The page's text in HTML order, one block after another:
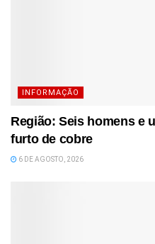
INFORMAÇÃO
Região: Seis homens e
furto de cobre
6 DE AGOSTO, 2026